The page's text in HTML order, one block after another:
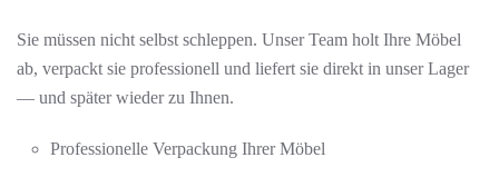
Sie müssen nicht selbst schleppen. Unser Team holt Ihre Möbel
ab, verpackt sie professionell und liefert sie direkt in unser Lager
— und später wieder zu Ihnen.
Professionelle Verpackung Ihrer Möbel